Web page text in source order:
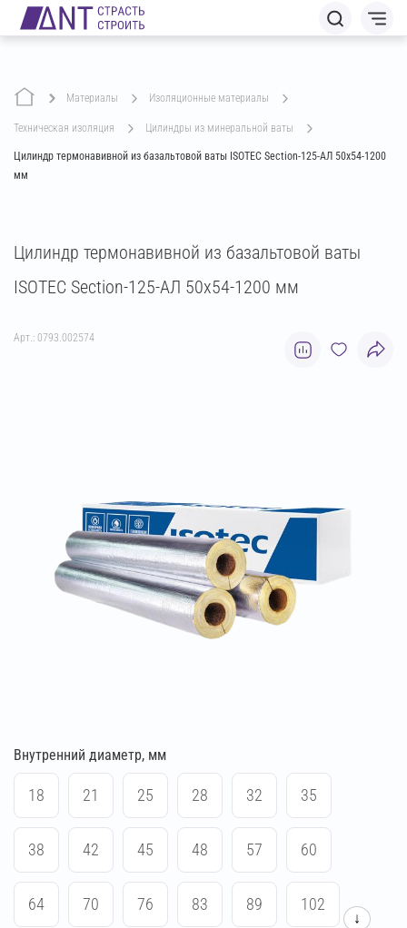
Материалы изоляционные материалы
техническая изоляция цилиндры из минеральной ваты
Цилиндр термонавивной из базальтовой ваты ISOTEC Section-125-АЛ 50х54-1200
мм
Цилиндр термонавивной из базальтовой ваты
ISOTEC Section-125-АЛ 50х54-1200 мм
Арт.: 0793.002574
Внутренний диаметр, мм
18 21 25 28 32 35
38 42 45 48 57 60
64 70 76 83 89 102
↓